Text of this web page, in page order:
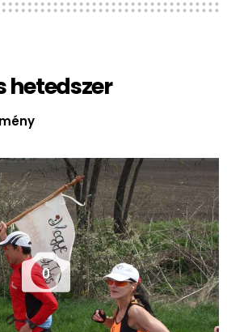
hetedszer
0